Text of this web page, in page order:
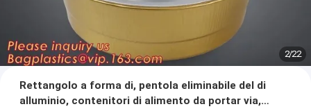
2/22
Rettangolo a forma di, pentola eliminabile del di
alluminio, contenitori di alimento da portar via,